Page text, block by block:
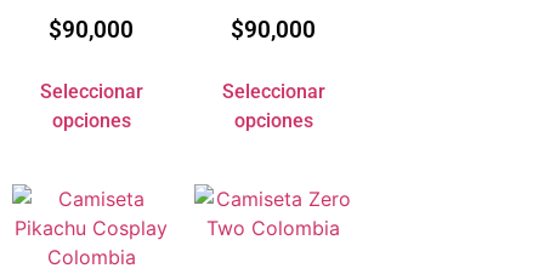
$90,000
Seleccionar
opciones
$90,000
Seleccionar
opciones